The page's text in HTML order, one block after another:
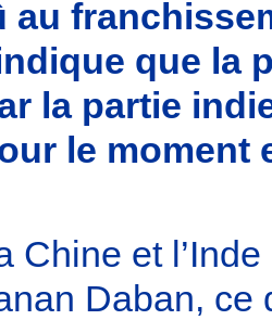
au
que la
la partie
le moment
Chine et
Daban,